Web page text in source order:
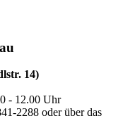
14)
- 12.00 Uhr
2288 oder über das